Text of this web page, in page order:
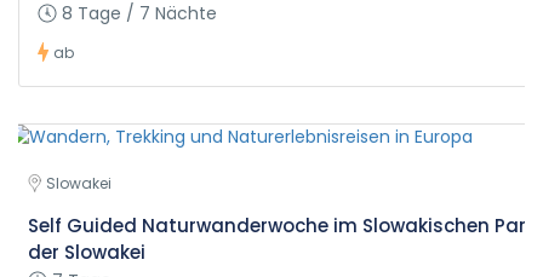
8 Tage / 7 Nächte
ab
Slowakei
Self Guided Naturwanderwoche im Slowakischen
der Slowakei